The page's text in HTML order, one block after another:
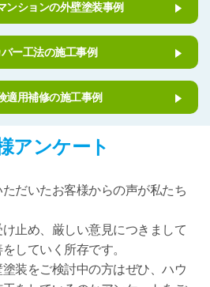
ンションの外壁塗装事例
ー工法の施工事例
適用補修の施工事例
アンケート
だいたお客様からの声が私たち
止め、厳しい意見につきまして
していく所存です。
装をご検討中の方はぜひ、ハウ